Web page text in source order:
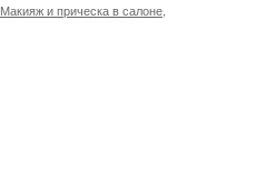
Макияж и прическа в салоне